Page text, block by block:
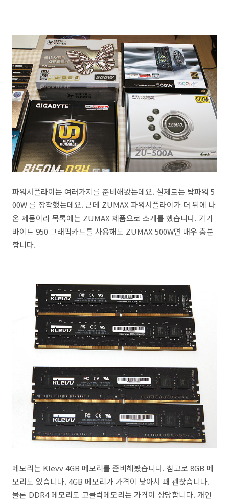
파워서플라이는 여러가지를 준비해봤는데요. 실제로는 탑파워 5
00W 를 장착했는데요. 근데 ZUMAX 파워서플라이가 더 뒤에 나
온 제품이라 목록에는 ZUMAX 제품으로 소개를 했습니다. 기가
바이트 950 그래픽카드를 사용해도 ZUMAX 500W면 매우 충분
합니다.
메모리는 Klevv 4GB 메모리를 준비해봤습니다. 참고로 8GB 메
모리도 있습니다. 4GB 메모리가 가격이 낮아서 꽤 괜찮습니다.
물론 DDR4 메모리도 고클럭메모리는 가격이 상당합니다. 개인